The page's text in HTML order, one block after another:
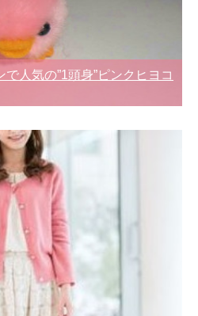
で人気の”1頭身”ピンクヒヨコ